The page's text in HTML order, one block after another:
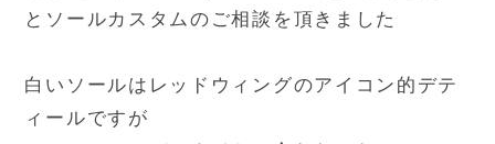
とソールカスタムのご相談を頂きました
白いソールはレッドウィングのアイコン的デテ
ィールですが